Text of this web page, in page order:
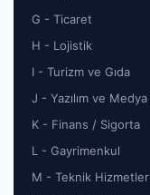
G - Ticaret
H - Lojistik
I - Turizm ve Gıda
J - Yazılım ve Medya
K - Finans / Sigorta
L - Gayrimenkul
M - Teknik Hizmetler